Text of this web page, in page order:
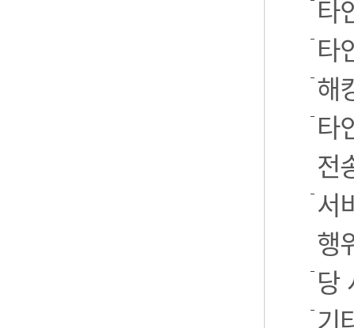
타
타
해
타
전
서
행
당